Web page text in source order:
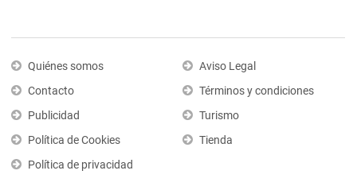
Quiénes somos
Contacto
Publicidad
Política de Cookies
Política de privacidad
Aviso Legal
Términos y condiciones
Turismo
Tienda